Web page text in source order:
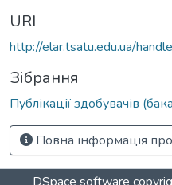
URI
http://elar.tsatu.edu.ua/
Зібрання
Публікації здобувачів
Повна інформація